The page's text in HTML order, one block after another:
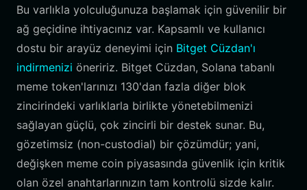
Bu varlıkla yolculuğunuza başlamak için güvenilir bir
ağ geçidine ihtiyacınız var. Kapsamlı ve kullanıcı
dostu bir arayüz deneyimi için Bitget Cüzdan'ı
indirmenizi öneririz. Bitget Cüzdan, Solana tabanlı
meme token'larınızı 130'dan fazla diğer blok
zincirindeki varlıklarla birlikte yönetebilmenizi
sağlayan güçlü, çok zincirli bir destek sunar. Bu,
gözetimsiz (non-custodial) bir çözümdür; yani,
değişken meme coin piyasasında güvenlik için kritik
olan özel anahtarlarınızın tam kontrolü sizde kalır.